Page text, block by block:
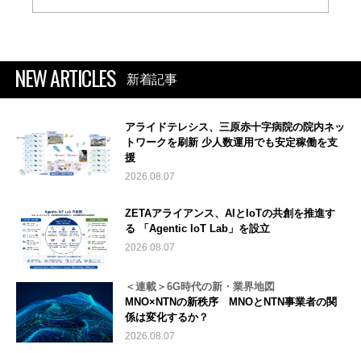
NEW ARTICLES 新着記事
アライドテレシス、三原赤十字病院の院内ネッ
トワークを刷新 少人数運用でも安定稼働を支
援
2026.08.07
ZETAアライアンス、AIとIoTの共創を推進す
る 「Agentic IoT Lab」を設立
2026.08.07
＜連載＞6G時代の新・業界地図
MNO×NTNの新秩序 MNOとNTN事業者の関
係は変化するか？
2026.08.07